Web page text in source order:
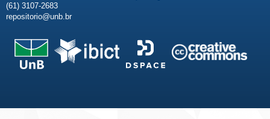
(61) 3107-2683
repositorio@unb.br